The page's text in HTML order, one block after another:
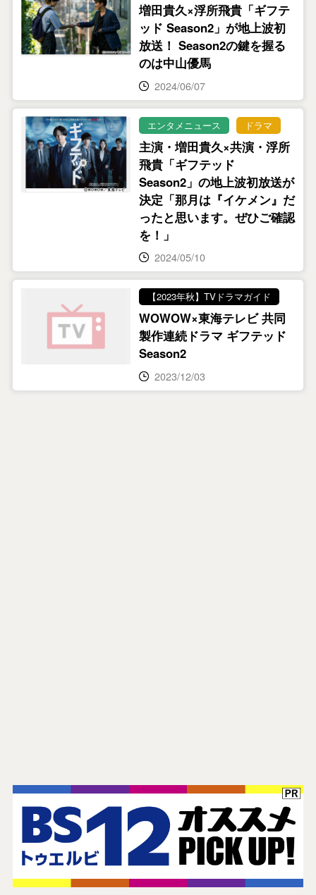
増田貴久×浮所飛貴「ギフテ
ッド Season2」が地上波初
放送！ Season2の鍵を握る
のは中山優馬
2024/06/07
エンタメニュース ドラマ
主演・増田貴久×共演・浮所
飛貴「ギフテッド
Season2」の地上波初放送が
決定「那月は『イケメン』だ
ったと思います。ぜひご確認
を！」
2024/05/10
【2023年秋】TVドラマガイド
WOWOW×東海テレビ 共同
製作連続ドラマ ギフテッド
Season2
2023/12/03